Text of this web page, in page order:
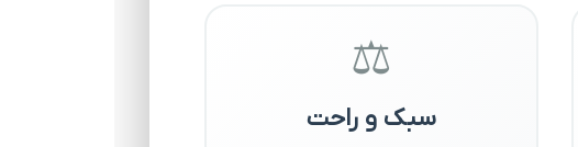
⚖️
سبک و راحت